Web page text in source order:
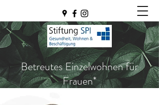
Betreutes Einzelwohnen für
Frauen*